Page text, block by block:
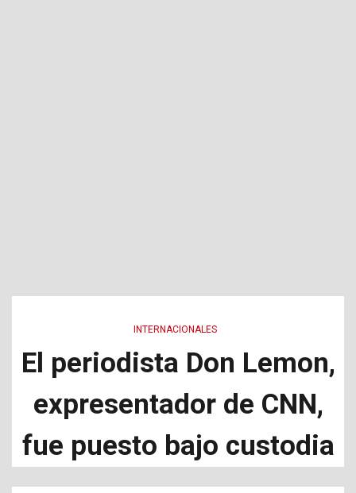
INTERNACIONALES
El periodista Don Lemon,
expresentador de CNN,
fue puesto bajo custodia